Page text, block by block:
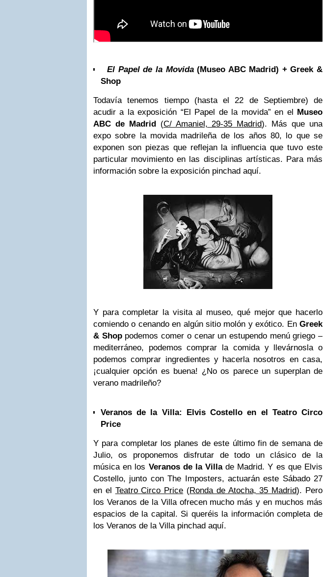
El Papel de la Movida(Museo ABC Madrid) + Greek &
Shop
Todavía tenemos tiempo (hasta el 22 de Septiembre) de
acudir a la exposición “El Papel de la movida” en el Museo
ABC de Madrid(C/ Amaniel, 29-35 Madrid). Más que una
expo sobre la movida madrileña de los años 80, lo que se
exponen son piezas que reflejan la influencia que tuvo este
particular movimiento en las disciplinas artísticas. Para más
información sobre la exposición pinchad aquí.
Y para completar la visita al museo, qué mejor que hacerlo
comiendo o cenando en algún sitio molón y exótico. En Greek
& Shoppodemos comer o cenar un estupendo menú griego –
mediterráneo, podemos comprar la comida y llevárnosla o
podemos comprar ingredientes y hacerla nosotros en casa,
¡cualquier opción es buena! ¿No os parece un superplan de
verano madrileño?
Veranos de la Villa: Elvis Costello en el Teatro Circo
Price
Y para completar los planes de este último fin de semana de
Julio, os proponemos disfrutar de todo un clásico de la
música en los Veranos de la Villade Madrid. Y es que Elvis
Costello, junto con The Imposters, actuarán este Sábado 27
en el Teatro Circo Price (Ronda de Atocha, 35 Madrid). Pero
los Veranos de la Villa ofrecen mucho más y en muchos más
espacios de la capital. Si queréis la información completa de
los Veranos de la Villa pinchad aquí.